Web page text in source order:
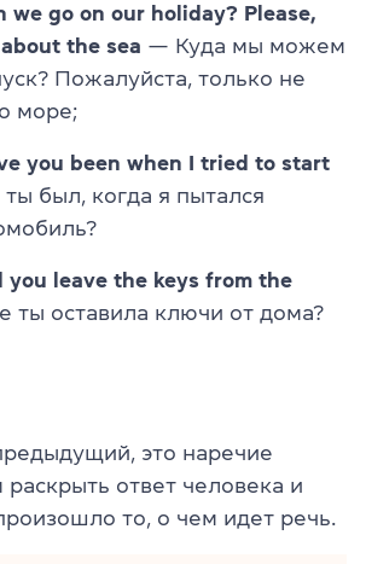
we go on our holiday? Please,
the sea — Куда мы можем
Пожалуйста, только не
море;
you been when I tried to start
был, когда я пытался
you leave the keys from the
ты оставила ключи от дома?
это наречие
раскрыть ответ человека и
то, о чем идет речь.